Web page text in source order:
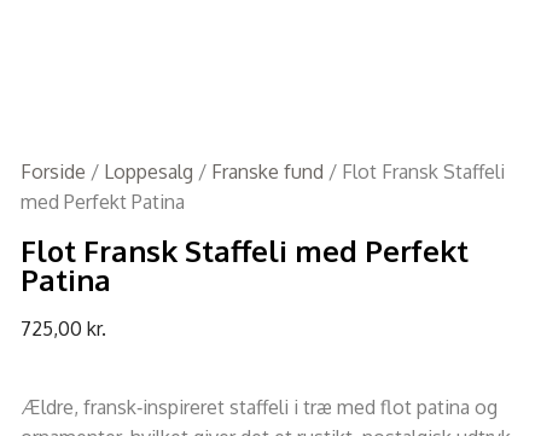
Forside / Loppesalg / Franske fund / Flot Fransk Staffeli
med Perfekt Patina
Flot Fransk Staffeli med Perfekt
Patina
725,00 kr.
Ældre, fransk‑inspireret staffeli i træ med flot patina og